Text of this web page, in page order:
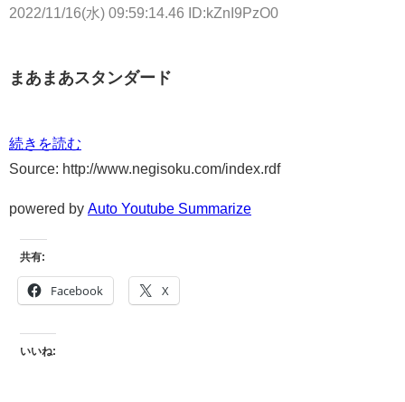
2022/11/16(水) 09:59:14.46 ID:kZnI9PzO0
まあまあスタンダード
続きを読む
Source: http://www.negisoku.com/index.rdf
powered by Auto Youtube Summarize
共有:
Facebook X
いいね: